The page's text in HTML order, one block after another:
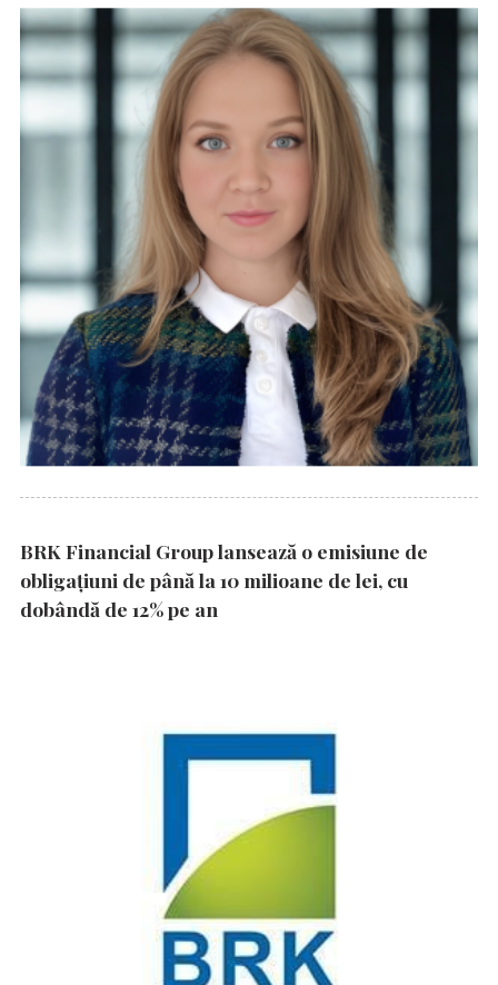
BRK Financial Group lansează o emisiune de
obligațiuni de până la 10 milioane de lei, cu
dobândă de 12% pe an